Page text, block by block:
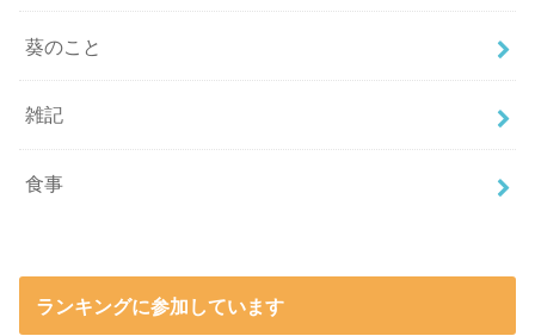
葵のこと
雑記
食事
ランキングに参加しています